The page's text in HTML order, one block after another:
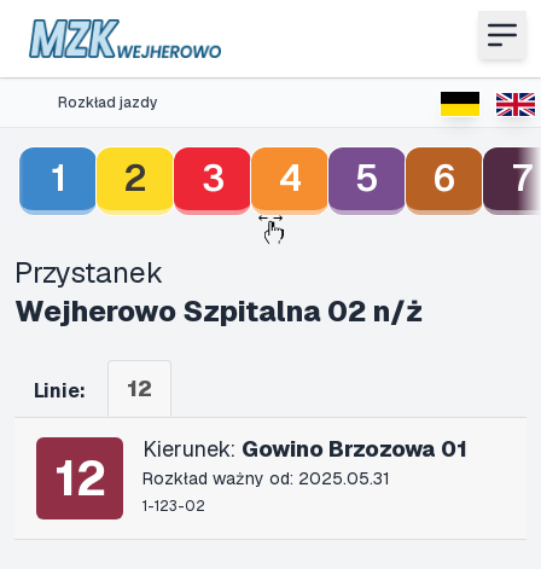
Rozkład jazdy
1 2 3 4 5 6 7
Przystanek
Wejherowo Szpitalna 02 n/ż
Linie: 12
12 Kierunek: Gowino Brzozowa 01
Rozkład ważny od: 2025.05.31
1-123-02